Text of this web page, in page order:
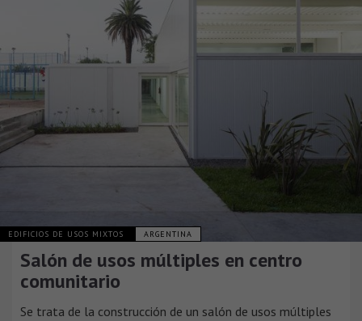
EDIFICIOS DE USOS MIXTOS ARGENTINA
Salón de usos múltiples en centro
comunitario
Se trata de la construcción de un salón de usos múltiples